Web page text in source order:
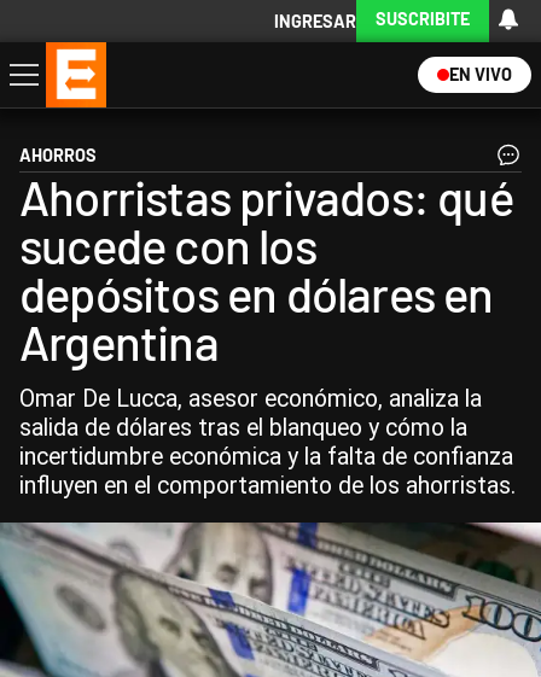
INGRESAR SUSCRIBITE
EN VIVO
Economía
Política
Internacional
Actualidad
Descargá la App
AHORROS
Ahorristas privados: qué
sucede con los
depósitos en dólares en
Argentina
Omar De Lucca, asesor económico, analiza la
salida de dólares tras el blanqueo y cómo la
incertidumbre económica y la falta de confianza
influyen en el comportamiento de los ahorristas.